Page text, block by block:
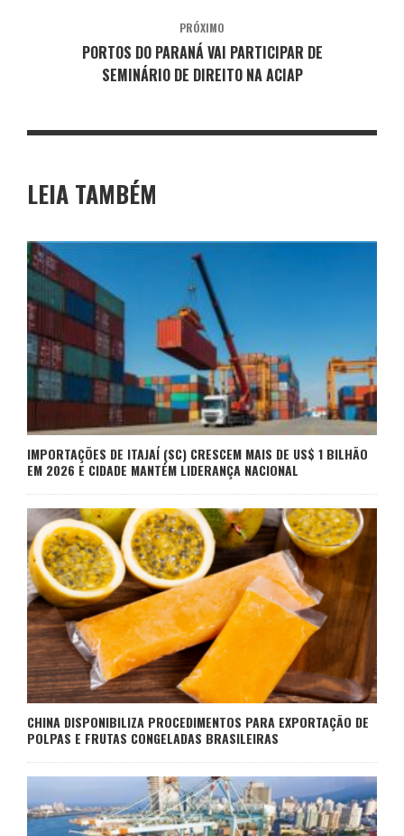
PRÓXIMO
PORTOS DO PARANÁ VAI PARTICIPAR DE
SEMINÁRIO DE DIREITO NA ACIAP
LEIA TAMBÉM
IMPORTAÇÕES DE ITAJAÍ (SC) CRESCEM MAIS DE US$ 1 BILHÃO
EM 2026 E CIDADE MANTÉM LIDERANÇA NACIONAL
CHINA DISPONIBILIZA PROCEDIMENTOS PARA EXPORTAÇÃO DE
POLPAS E FRUTAS CONGELADAS BRASILEIRAS